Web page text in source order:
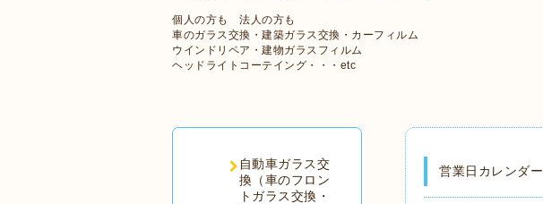
個人の方も 法人の方も
車のガラス交換・建築ガラス交換・カーフィルム
ウインドリペア・建物ガラスフィルム
ヘッドライトコーテイング・・・etc
営業日カレンダー
自動車ガラス交
換（車のフロン
トガラス交換・